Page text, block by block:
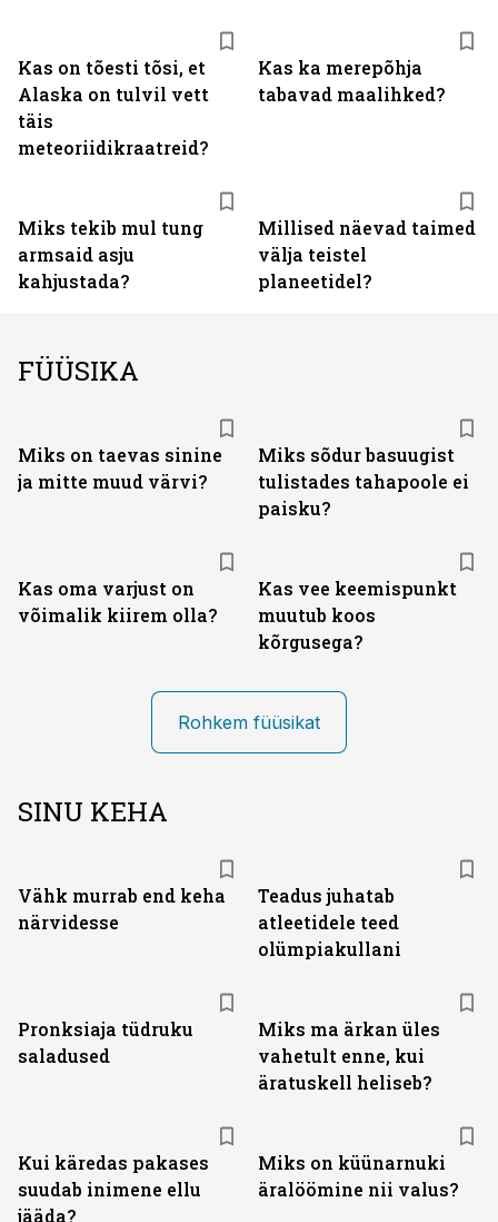
Kas on tõesti tõsi, et
Alaska on tulvil vett
täis
meteoriidikraatreid?
Kas ka merepõhja
tabavad maalihked?
Miks tekib mul tung
armsaid asju
kahjustada?
Millised näevad taimed
välja teistel
planeetidel?
FÜÜSIKA
Miks on taevas sinine
ja mitte muud värvi?
Miks sõdur basuugist
tulistades tahapoole ei
paisku?
Kas oma varjust on
võimalik kiirem olla?
Kas vee keemispunkt
muutub koos
kõrgusega?
Rohkem füüsikat
SINU KEHA
Vähk murrab end keha
närvidesse
Teadus juhatab
atleetidele teed
olümpiakullani
Pronksiaja tüdruku
saladused
Miks ma ärkan üles
vahetult enne, kui
äratuskell heliseb?
Kui käredas pakases
suudab inimene ellu
jääda?
Miks on küünarnuki
äralöömine nii valus?